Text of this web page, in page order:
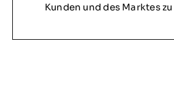
Kunden und des Marktes